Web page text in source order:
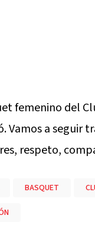
femenino del
Vamos a seguir
respeto,
BASQUET